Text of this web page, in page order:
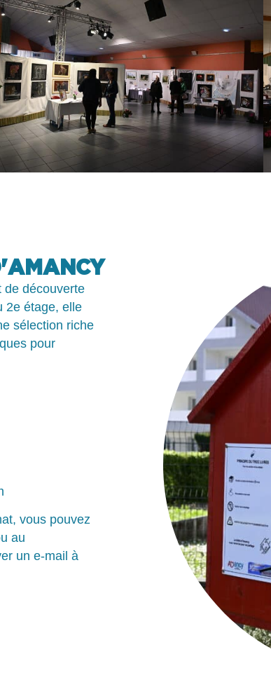
de découverte
2e étage, elle
sélection riche
pour
vous pouvez
au
un e-mail à